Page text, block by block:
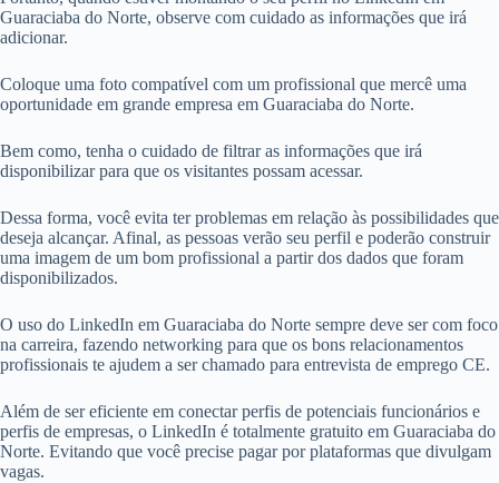
Guaraciaba do Norte, observe com cuidado as informações que irá
adicionar.
Coloque uma foto compatível com um profissional que mercê uma
oportunidade em grande empresa em Guaraciaba do Norte.
Bem como, tenha o cuidado de filtrar as informações que irá
disponibilizar para que os visitantes possam acessar.
Dessa forma, você evita ter problemas em relação às possibilidades que
deseja alcançar. Afinal, as pessoas verão seu perfil e poderão construir
uma imagem de um bom profissional a partir dos dados que foram
disponibilizados.
O uso do LinkedIn em Guaraciaba do Norte sempre deve ser com foco
na carreira, fazendo networking para que os bons relacionamentos
profissionais te ajudem a ser chamado para entrevista de emprego CE.
Além de ser eficiente em conectar perfis de potenciais funcionários e
perfis de empresas, o LinkedIn é totalmente gratuito em Guaraciaba do
Norte. Evitando que você precise pagar por plataformas que divulgam
vagas.